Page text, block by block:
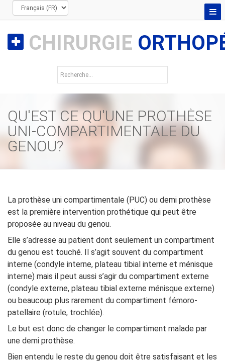
CHIRURGIE
QU'EST CE QU'UNE PROTHÈSE
UNI-COMPARTIMENTALE DU
GENOU?
La prothèse uni compartimentale (PUC) ou demi prothèse
est la première intervention prothétique qui peut être
proposée au niveau du genou.
Elle s’adresse au patient dont seulement un compartiment
du genou est touché. Il s’agit souvent du compartiment
interne (condyle interne, plateau tibial interne et ménisque
interne) mais il peut aussi s’agir du compartiment externe
(condyle externe, plateau tibial externe ménisque externe)
ou beaucoup plus rarement du compartiment fémoro-
patellaire (rotule, trochlée).
Le but est donc de changer le compartiment malade par
une demi prothèse.
Bien entendu le reste du genou doit être satisfaisant et les